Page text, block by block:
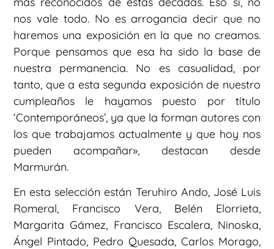
nos vale todo. No es arrogancia decir que no
haremos una exposición en la que no creamos.
Porque pensamos que esa ha sido la base de
nuestra permanencia. No es casualidad, por
tanto, que a esta segunda exposición de nuestro
cumpleaños le hayamos puesto por título
‘Contemporáneos’, ya que la forman autores con
los que trabajamos actualmente y que hoy nos
pueden acompañar», destacan desde
Marmurán.
En esta selección están Teruhiro Ando, José Luis
Romeral, Francisco Vera, Belén Elorrieta,
Margarita Gámez, Francisco Escalera, Ninoska,
Ángel Pintado, Pedro Quesada, Carlos Morago,